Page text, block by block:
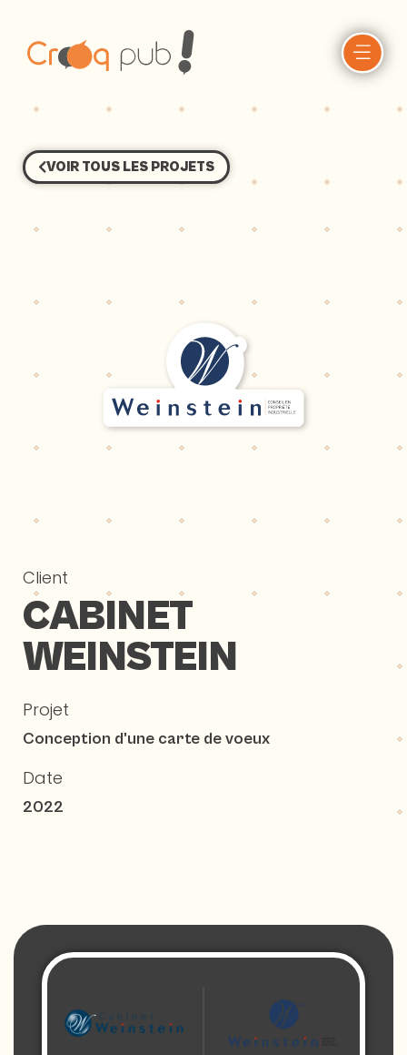
VOIR TOUS LES PROJETS
Client
CABINET
WEINSTEIN
Projet
Conception d'une carte de voeux
Date
2022